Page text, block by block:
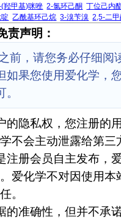
(羟甲基)咪唑 2-氯环己酮 丁位己内
乙酰基环己烷 3-溴苄溴 2,5-二
声明：
前，请您务必仔细阅
如果您使用爱化学，
的隐私权，您注册的
不会主动泄露给第三
注册会员自主发布，
爱化学不对因使用本
。
的准确性，但并不承